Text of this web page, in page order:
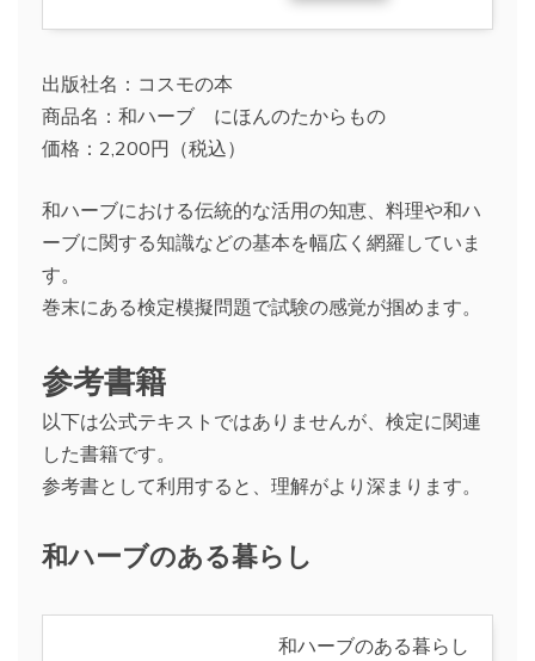
出版社名：コスモの本
商品名：和ハーブ にほんのたからもの
価格：2,200円（税込）
和ハーブにおける伝統的な活用の知恵、料理や和ハ
ーブに関する知識などの基本を幅広く網羅していま
す。
巻末にある検定模擬問題で試験の感覚が掴めます。
参考書籍
以下は公式テキストではありませんが、検定に関連
した書籍です。
参考書として利用すると、理解がより深まります。
和ハーブのある暮らし
和ハーブのある暮らし